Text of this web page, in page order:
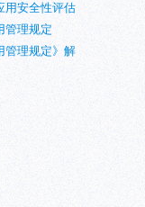
用安全性评估
管理规定
管理规定》解